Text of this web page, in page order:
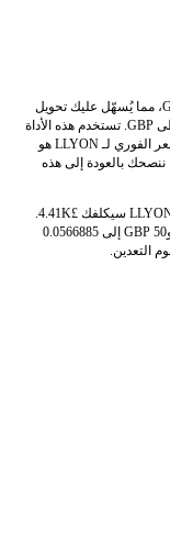
يوفر مُحوّل LBank سعر الصرف الفوري لـ LLYON وGBP، مما يُسهّل عليك تحويل
ELI LILLY (ONDO TOKENIZED STOCK)(LLYON) إلى GBP. تستخدم هذه الأداة
بيانات فورية للتحويل. تُظهر نتيجة التحويل الحالية أن السعر الفوري لـ LLYON هو
ننصحك بالعودة إلى هذه
قيمة 1 LLYON حاليًا هي £882.01، مما يعني أن شراء 5 LLYON سيكلفك £4.41K.
وبالمثل، يمكن تحويل 1 GBP إلى 0.00113377 LLYON، و50 GBP إلى 0.0566885